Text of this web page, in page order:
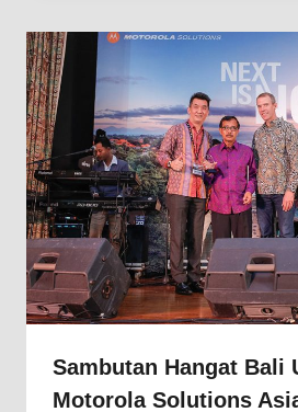
Sambutan Hangat Bali
Motorola Solutions